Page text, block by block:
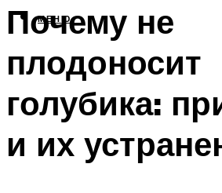
МЕНЮ
Почему не
плодоносит
голубика:
и их